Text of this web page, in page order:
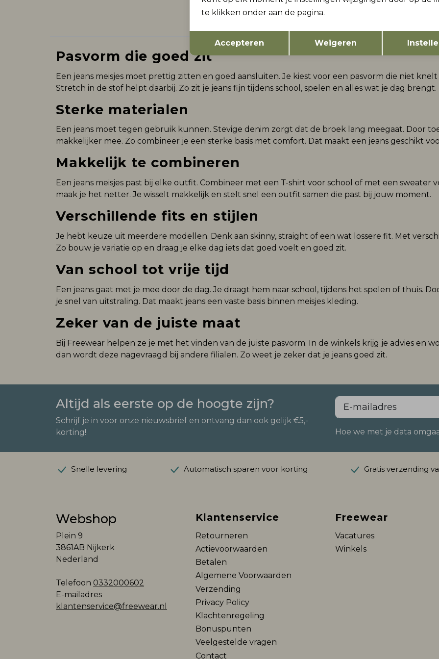
Pasvorm die goed zit
Een jeans meisjes moet prettig zitten en goed aansluiten. Je kiest voor een pasvorm die niet
Stretch in de stof helpt daarbij. Zo zit je jeans fijn tijdens school, spelen en alles wat je dag brengt.
Sterke materialen
Een jeans moet tegen gebruik kunnen. Stevige denim zorgt dat de broek lang meegaat. Door
makkelijker mee. Zo combineer je een sterke basis met comfort. Dat maakt een jeans geschikt
Makkelijk te combineren
Een jeans meisjes past bij elke outfit. Combineer met een T-shirt voor school of met een sweater
maak je het netter. Je wisselt makkelijk en stelt snel een outfit samen die past bij jouw moment.
Verschillende fits en stijlen
Je hebt keuze uit meerdere modellen. Denk aan skinny, straight of een wat lossere fit. Met
Zo bouw je variatie op en draag je elke dag iets dat goed voelt en goed zit.
Van school tot vrije tijd
Een jeans gaat met je mee door de dag. Je draagt hem naar school, tijdens het spelen of thuis.
je snel van uitstraling. Dat maakt jeans een vaste basis binnen meisjes kleding.
Zeker van de juiste maat
Bij Freewear helpen ze je met het vinden van de juiste pasvorm. In de winkels krijg je advies en
dan wordt deze nagevraagd bij andere filialen. Zo weet je zeker dat je jeans goed zit.
Altijd als eerste op de hoogte zijn?
Schrijf je in voor onze nieuwsbrief en ontvang dan ook gelijk €5,-
korting!
Hoe we met je data
Snelle levering Automatisch sparen voor korting Gratis verzending
Webshop
Plein 9
3861AB Nijkerk
Nederland
Telefoon 0332000602
E-mailadres
klantenservice@freewear.nl
Klantenservice
Retourneren
Actievoorwaarden
Betalen
Algemene Voorwaarden
Verzending
Privacy Policy
Klachtenregeling
Bonuspunten
Veelgestelde vragen
Contact
Freewear
Vacatures
Winkels
Terug Opslaan
te klikken onder aan de pagina.
Accepteren Weigeren